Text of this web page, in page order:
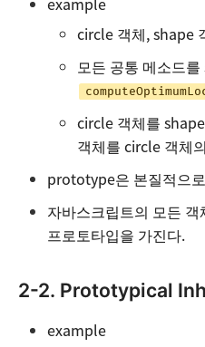
circle 객체, shape
모든 공통 메소드
circle 객체를
객체를 circle 객체
prototype은 본질적으
자바스크립트의 모든
프로토타입을 가진다.
2-2. Prototypical
example